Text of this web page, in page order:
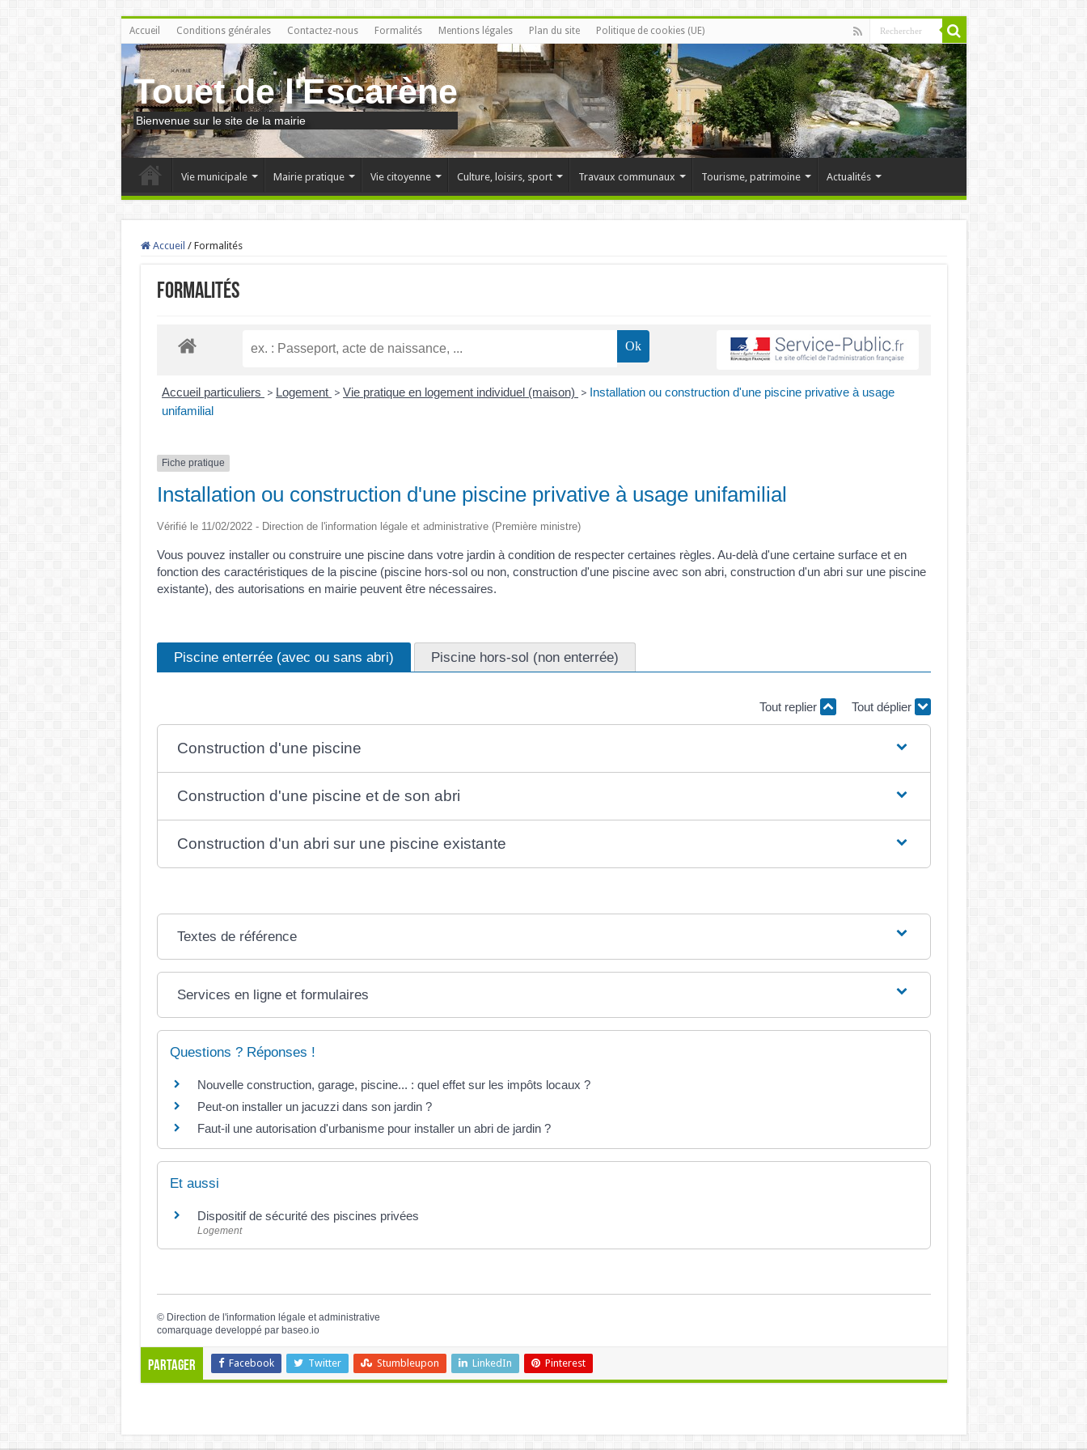
Accueil Conditions générales Contactez-nous Formalités Mentions légales Plan du site Politique de cookies (UE)
Touet de l'Escarène
Bienvenue sur le site de la mairie
Vie municipale Mairie pratique Vie citoyenne Culture, loisirs, sport Travaux communaux Tourisme, patrimoine Actualités
Accueil / Formalités
Formalités
Accueil particuliers > Logement > Vie pratique en logement individuel (maison) > Installation ou construction d'une piscine privative à usage
unifamilial
Fiche pratique
Installation ou construction d'une piscine privative à usage unifamilial
Vérifié le 11/02/2022 - Direction de l'information légale et administrative (Première ministre)
Vous pouvez installer ou construire une piscine dans votre jardin à condition de respecter certaines règles. Au-delà d'une certaine surface et en
fonction des caractéristiques de la piscine (piscine hors-sol ou non, construction d'une piscine avec son abri, construction d'un abri sur une piscine
existante), des autorisations en mairie peuvent être nécessaires.
Piscine enterrée (avec ou sans abri) Piscine hors-sol (non enterrée)
Tout replier Tout déplier
Construction d'une piscine
Construction d'une piscine et de son abri
Construction d'un abri sur une piscine existante
Textes de référence
Services en ligne et formulaires
Questions ? Réponses !
Nouvelle construction, garage, piscine... : quel effet sur les impôts locaux ?
Peut-on installer un jacuzzi dans son jardin ?
Faut-il une autorisation d'urbanisme pour installer un abri de jardin ?
Et aussi
Dispositif de sécurité des piscines privées
Logement
© Direction de l'information légale et administrative
comarquage developpé par baseo.io
Partager Facebook Twitter Stumbleupon LinkedIn Pinterest